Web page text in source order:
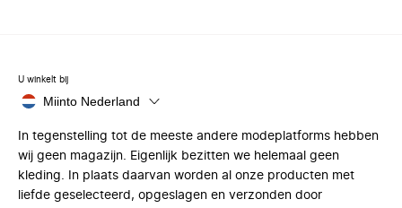
U winkelt bij
Miinto Nederland
In tegenstelling tot de meeste andere modeplatforms hebben
wij geen magazijn. Eigenlijk bezitten we helemaal geen
kleding. In plaats daarvan worden al onze producten met
liefde geselecteerd, opgeslagen en verzonden door